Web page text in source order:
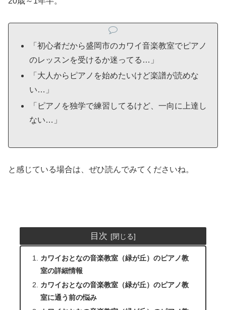
「初心者だから盛岡市のカワイ音楽教室でピアノ
のレッスンを受けるか迷ってる…」
「大人からピアノを始めたいけど楽譜が読めな
い…」
「ピアノを独学で練習してるけど、一向に上達し
ない…」
と感じている場合は、ぜひ読んでみてくださいね。
目次
カワイおとなの音楽教室（緑が丘）のピアノ教
室の詳細情報
カワイおとなの音楽教室（緑が丘）のピアノ教
室に通う前の悩み